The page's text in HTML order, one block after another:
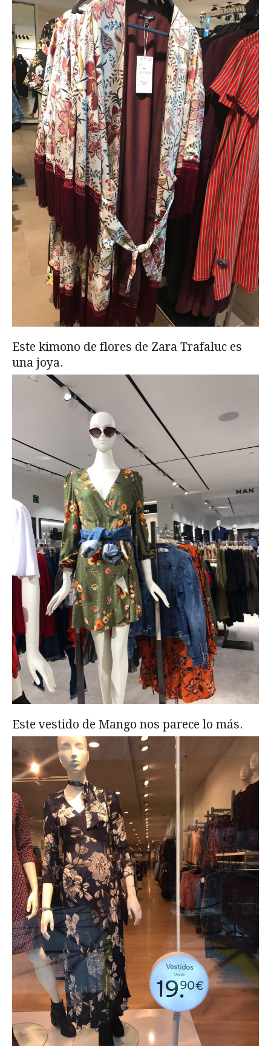
Este kimono de flores de Zara Trafaluc es
una joya.
Este vestido de Mango nos parece lo más.